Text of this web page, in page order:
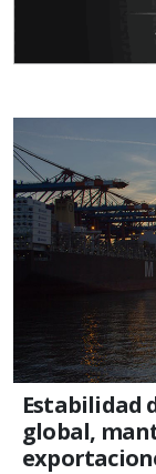
Estabilidad
global,